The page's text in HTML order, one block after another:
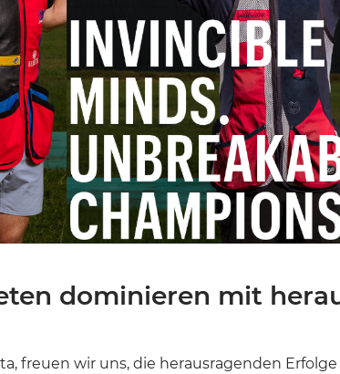
Weitere Marken
dominieren mit
freuen wir uns, die herausragenden